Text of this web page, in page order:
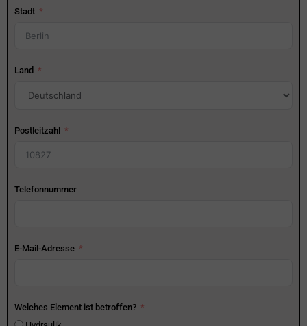
Stadt
Land
Postleitzahl
Telefonnummer
E-Mail-Adresse
Welches Element ist betroffen?